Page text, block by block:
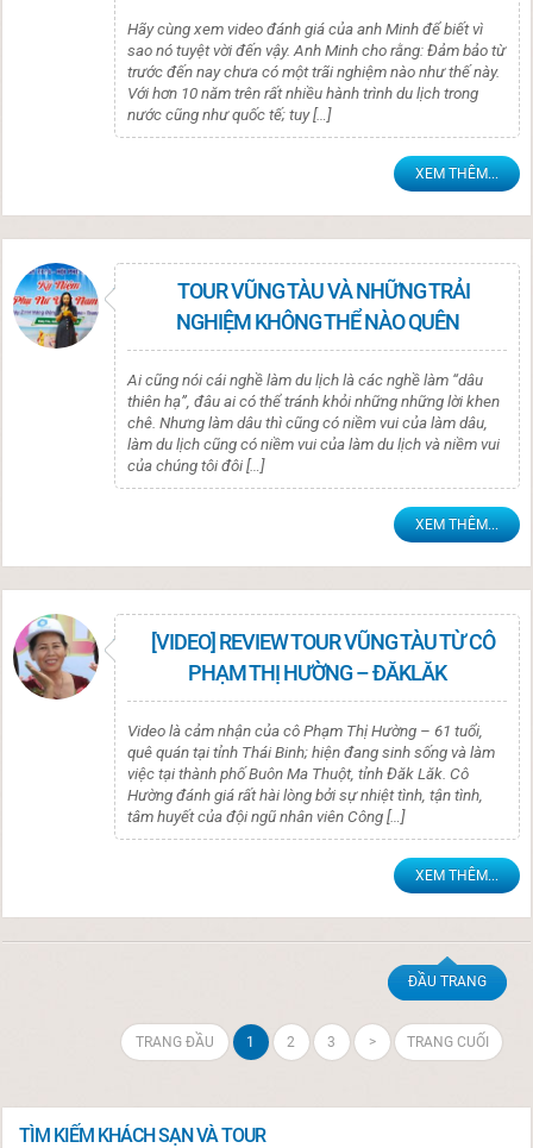
Hãy cùng xem video đánh giá của anh Minh để biết vì
sao nó tuyệt vời đến vậy. Anh Minh cho rằng: Đảm bảo từ
trước đến nay chưa có một trãi nghiệm nào như thế này.
Với hơn 10 năm trên rất nhiều hành trình du lịch trong
nước cũng như quốc tế; tuy […]
XEM THÊM...
TOUR VŨNG TÀU VÀ NHỮNG TRẢI
NGHIỆM KHÔNG THỂ NÀO QUÊN
Ai cũng nói cái nghề làm du lịch là các nghề làm “dâu
thiên hạ”, đâu ai có thể tránh khỏi những những lời khen
chê. Nhưng làm dâu thì cũng có niềm vui của làm dâu,
làm du lịch cũng có niềm vui của làm du lịch và niềm vui
của chúng tôi đôi […]
XEM THÊM...
[VIDEO] REVIEW TOUR VŨNG TÀU TỪ CÔ
PHẠM THỊ HƯỜNG – ĐĂKLĂK
Video là cảm nhận của cô Phạm Thị Hường – 61 tuổi,
quê quán tại tỉnh Thái Binh; hiện đang sinh sống và làm
việc tại thành phố Buôn Ma Thuột, tỉnh Đăk Lăk. Cô
Hường đánh giá rất hài lòng bởi sự nhiệt tình, tận tình,
tâm huyết của đội ngũ nhân viên Công […]
XEM THÊM...
ĐẦU TRANG
TRANG ĐẦU 1 2 3 > TRANG CUỐI
TÌM KIẾM KHÁCH SẠN VÀ TOUR